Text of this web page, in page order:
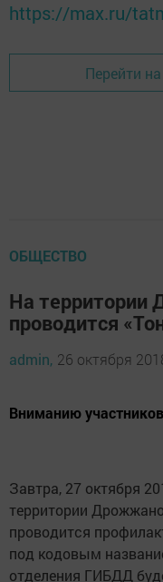
https://max.ru/
Перейти
ОБЩЕСТВО
На территории
проводится
admin, 26 октября
Вниманию
Завтра, 27 октября
территории
проводится
под кодовым
отделения ГИБДД